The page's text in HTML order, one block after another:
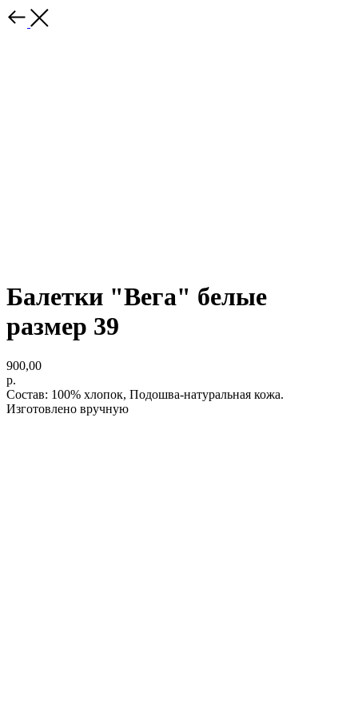
Балетки "Вега" белые
размер 39
900,00
р.
Состав: 100% хлопок, Подошва-натуральная кожа.
Изготовлено вручную